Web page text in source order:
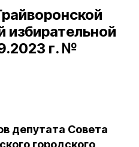
избирательной
г. №
депутата Совета
городского